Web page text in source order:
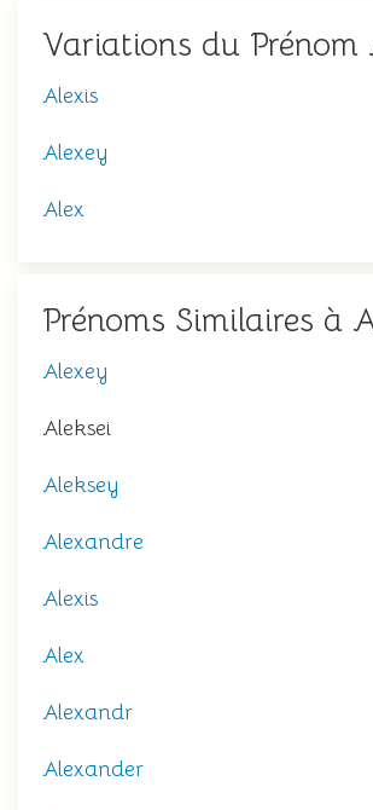
Variations du Prénom
Alexis
Alexey
Alex
Prénoms Similaires à
Alexey
Aleksei
Aleksey
Alexandre
Alexis
Alex
Alexandr
Alexander